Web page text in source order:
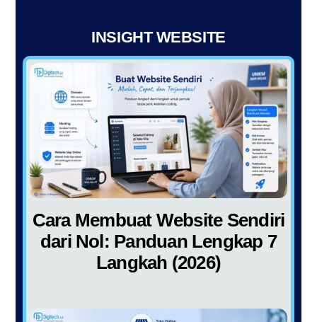
INSIGHT WEBSITE
Cara Membuat Website Sendiri
dari Nol: Panduan Lengkap 7
Langkah (2026)